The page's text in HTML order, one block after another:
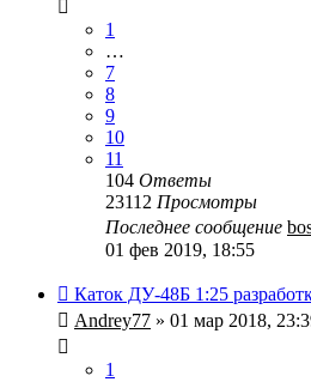
1
…
7
8
9
10
11
104 Ответы
23112 Просмотры
Последнее сообщение
01 фев 2019, 18:55
Каток ДУ-48Б 1:25
Andrey77 » 01 мар 2018,
1